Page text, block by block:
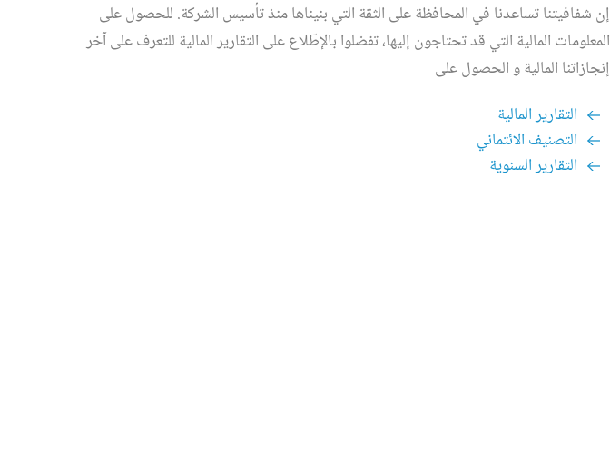
إن شفافيتنا تساعدنا في المحافظة على الثقة التي بنيناها منذ تأسيس الشركة. للحصول على
المعلومات المالية التي قد تحتاجون إليها، تفضلوا بالإطّلاع على التقارير المالية للتعرف على آخر
إنجازاتنا المالية و الحصول على
التقارير المالية
التصنيف الائتماني
التقارير السنوية